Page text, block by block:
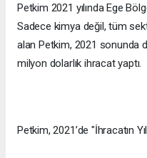
Petkim 2021 yılında Ege
Sadece kimya değil, tüm
alan Petkim, 2021 sonunda
milyon dolarlık ihracat yaptı.
Petkim, 2021’de "İhracatın